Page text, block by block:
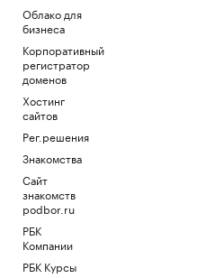
Облако для
бизнеса
Корпоративный
регистратор
доменов
Хостинг
сайтов
Рег.решения
Знакомства
Сайт
знакомств
podbor.ru
РБК
Компании
РБК Курсы